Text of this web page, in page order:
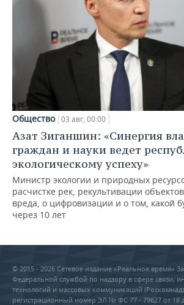
Общество 03 авг, 00:00
Азат Зиганшин: «Синергия
граждан и науки ведет
экологическому успеху»
Министр экологии и природных
расчистке рек, рекультивации
вреда, о цифровизации и о том, какой
через 10 лет
© 2015 - 2026 Сетевое издание «Реальное время»
Федеральной службой по надзору в сфере связи,
технологий и массовых коммуникаций
регистрационный номер ЭЛ № ФС 77 - 79627 от 18